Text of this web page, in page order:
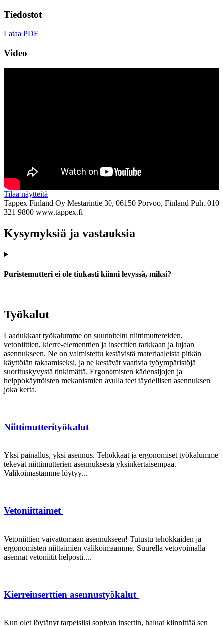
Tiedostot
Lataa PDF
Video
Tilaa näytteitä
Tappex Finland Oy Mestarintie 30, 06150 Porvoo, Finland Puh. 010
321 9800 www.tappex.fi
Kysymyksiä ja vastauksia
Puristemutteri ei ole tiukasti kiinni levyssä, miksi?
Työkalut
Laadukkaat työkalumme on suunniteltu niittimuttereiden,
vetoniittien, kierre-elementtien ja inserttien tarkkaan ja lujaan
asennukseen. Ne on valmistettu kestävistä materiaaleista pitkän
käyttöiän takaamiseksi, ja ne kestävät vaativia työympäristöjä
suorituskyvystä tinkimättä. Ergonomisten kädensijojen ja
helppokäyttöisten mekanismien avulla teet täydellisen asennuksen
joka kerta.
Niittimutterityökalut
Yksi painallus, yksi asennus. Tehokkaat ja ergonomiset työkalumme
tekevät niittimutterien asennuksesta yksinkertaisempaa.
Valikoimastamme löytyy...
Vetoniittaimet
Vetoniittien vaivattomaan asennukseen! Tutustu tehokkaiden ja
ergonomisten niittaimien valikoimaamme. Suurella vetovoimalla
asennat vetoniitit helposti....
Kierreinserttien asennustyökalut
Kun olet löytänyt tarpeisiisi sopivan insertin, haluat kiinnittää sen